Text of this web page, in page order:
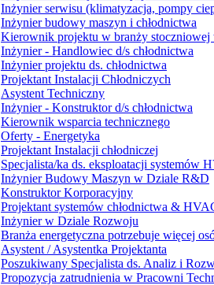
Inżynier serwisu (klimatyzacja, pompy
Inżynier budowy maszyn i chłodnictwa
Kierownik projektu w branży stoczniowej
Inżynier - Handlowiec d/s chłodnictwa
Inżynier projektu ds. chłodnictwa
Projektant Instalacji Chłodniczych
Asystent Techniczny
Inżynier - Konstruktor d/s chłodnictwa
Kierownik wsparcia technicznego
Oferty - Energetyka
Projektant Instalacji chłodniczej
Specjalista/ka ds. eksploatacji systemów
Inżynier Budowy Maszyn w Dziale R&D
Konstruktor Korporacyjny
Projektant systemów chłodnictwa &
Inżynier w Dziale Rozwoju
Branża energetyczna potrzebuje więcej
Asystent / Asystentka Projektanta
Poszukiwany Specjalista ds. Analiz i
Propozycja zatrudnienia w Pracowni